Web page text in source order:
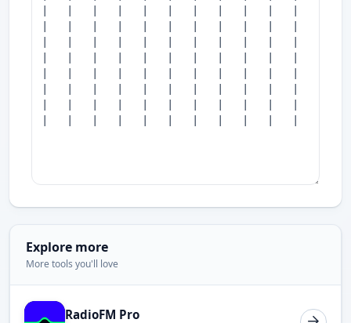
Explore more
More tools you'll love
RadioFM Pro